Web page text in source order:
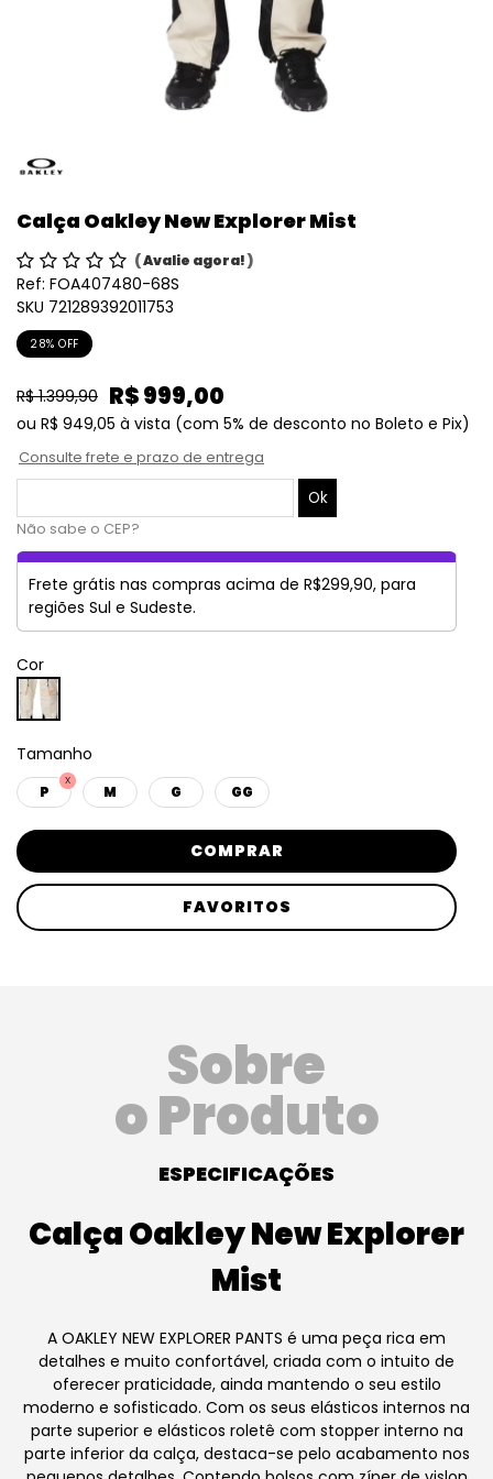
Calça Oakley New Explorer Mist
(Avalie agora!)
Ref: FOA407480-68S
SKU 721289392011753
28% OFF
R$ 1.399,90 R$ 999,00
ou R$ 949,05 à vista (com 5% de desconto no Boleto e Pix)
Consulte frete e prazo de entrega
Não sabe o CEP?
Frete grátis nas compras acima de R$299,90, para
regiões Sul e Sudeste.
Cor
Tamanho
P M G GG
COMPRAR
FAVORITOS
Sobre
o Produto
ESPECIFICAÇÕES
Calça Oakley New Explorer
Mist
A OAKLEY NEW EXPLORER PANTS é uma peça rica em
detalhes e muito confortável, criada com o intuito de
oferecer praticidade, ainda mantendo o seu estilo
moderno e sofisticado. Com os seus elásticos internos na
parte superior e elásticos roletê com stopper interno na
parte inferior da calça, destaca-se pelo acabamento nos